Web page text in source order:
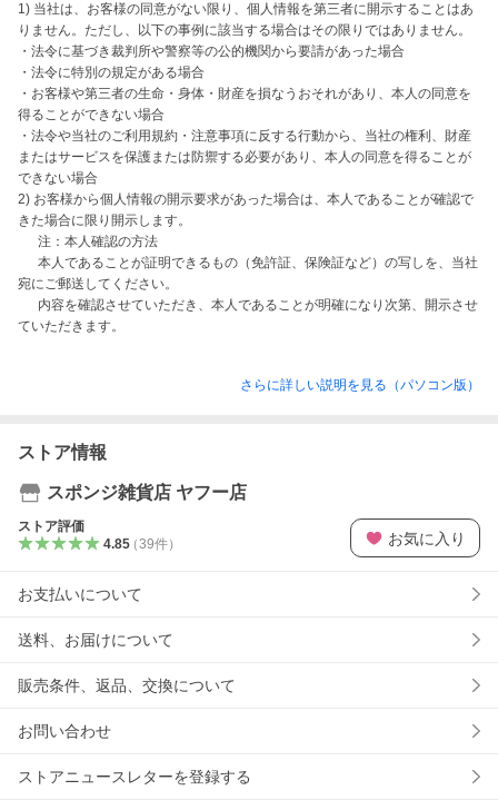
1) 当社は、お客様の同意がない限り、個人情報を第三者に開示することはあ
りません。ただし、以下の事例に該当する場合はその限りではありません。
・法令に基づき裁判所や警察等の公的機関から要請があった場合
・法令に特別の規定がある場合
・お客様や第三者の生命・身体・財産を損なうおそれがあり、本人の同意を
得ることができない場合
・法令や当社のご利用規約・注意事項に反する行動から、当社の権利、財産
またはサービスを保護または防禦する必要があり、本人の同意を得ることが
できない場合
2) お客様から個人情報の開示要求があった場合は、本人であることが確認で
きた場合に限り開示します。
宛にご郵送してください。
ていただきます。
さらに詳しい説明を見る（パソコン版）
ストア情報
スポンジ雑貨店 ヤフー店
ストア評価
4.85（39件） お気に入り
お支払いについて
送料、お届けについて
販売条件、返品、交換について
お問い合わせ
ストアニュースレターを登録する